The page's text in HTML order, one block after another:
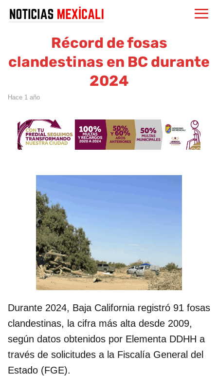
Récord de fosas
clandestinas en BC durante
2024
hace 1 año
Durante 2024, Baja California registró 91 fosas
clandestinas, la cifra más alta desde 2009,
según datos obtenidos por Elementa DDHH a
través de solicitudes a la Fiscalía General del
Estado (FGE).